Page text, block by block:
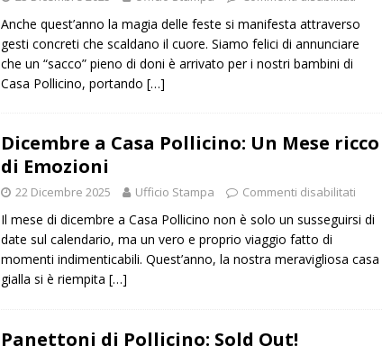
Anche quest’anno la magia delle feste si manifesta attraverso
gesti concreti che scaldano il cuore. Siamo felici di annunciare
che un “sacco” pieno di doni è arrivato per i nostri bambini di
Casa Pollicino, portando […]
Dicembre a Casa Pollicino: Un Mese ricco
di Emozioni
22 Dicembre 2025 Ufficio Stampa Commenti disabilitati
Il mese di dicembre a Casa Pollicino non è solo un susseguirsi di
date sul calendario, ma un vero e proprio viaggio fatto di
momenti indimenticabili. Quest’anno, la nostra meravigliosa casa
gialla si è riempita […]
Panettoni di Pollicino: Sold Out!